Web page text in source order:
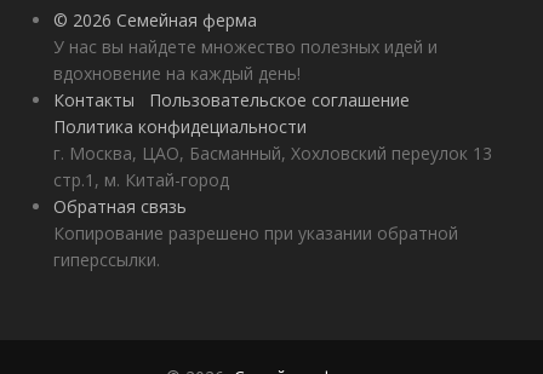
© 2026 Семейная ферма
У нас вы найдете множество полезных идей и
вдохновение на каждый день!
Контакты
Пользовательское соглашение
Политика конфидециальности
г. Москва, ЦАО, Басманный, Хохловский переулок 13
стр.1, м. Китай-город
Обратная связь
Копирование разрешено при указании обратной
гиперссылки.